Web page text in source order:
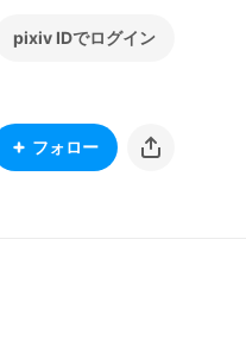
pixiv IDでログイン
フォロー